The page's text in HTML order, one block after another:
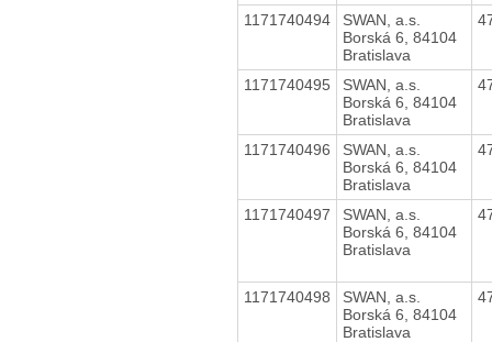
1171740494
SWAN, a.s.
Borská 6, 84104
Bratislava
1171740495
SWAN, a.s.
Borská 6, 84104
Bratislava
1171740496
SWAN, a.s.
Borská 6, 84104
Bratislava
1171740497
SWAN, a.s.
Borská 6, 84104
Bratislava
1171740498
SWAN, a.s.
Borská 6, 84104
Bratislava